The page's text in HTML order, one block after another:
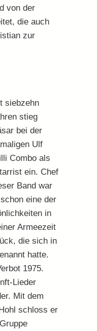
von der
die auch
zur
siebzehn
stieg
bei der
Ulf
Combo als
ein. Chef
Band war
eine der
in
Armeezeit
die sich in
hatte.
1975.
Lieder
Mit dem
schloss er